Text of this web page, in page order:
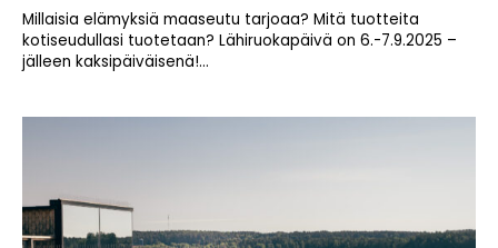
Millaisia elämyksiä maaseutu tarjoaa? Mitä tuotteita
kotiseudullasi tuotetaan? Lähiruokapäivä on 6.-7.9.2025 –
jälleen kaksipäiväisenä!...